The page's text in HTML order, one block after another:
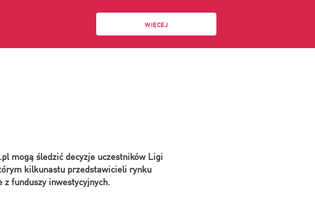
WIĘCEJ
mogą śledzić decyzje uczestników Ligi
kilkunastu przedstawicieli rynku
funduszy inwestycyjnych.